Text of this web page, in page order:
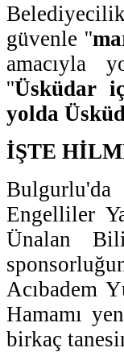
güvenle ''
amacıyla
''Üsküdar
yolda
İŞTE
Engelliler
Ünalan
Acıbadem
Hamamı
birkaç